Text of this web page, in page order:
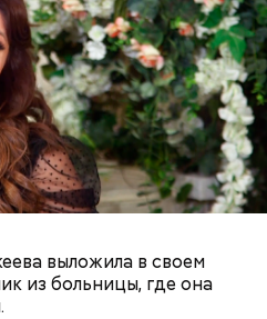
выложила в своем
из больницы, где она
объект себя поведет,
резкое движение,
шар за человеком, и
до тех пор, пока не
— Но чаще всего они
случай. Обычно энергия
ночь с 3 на 4 мая. По его
он вернулся домой с